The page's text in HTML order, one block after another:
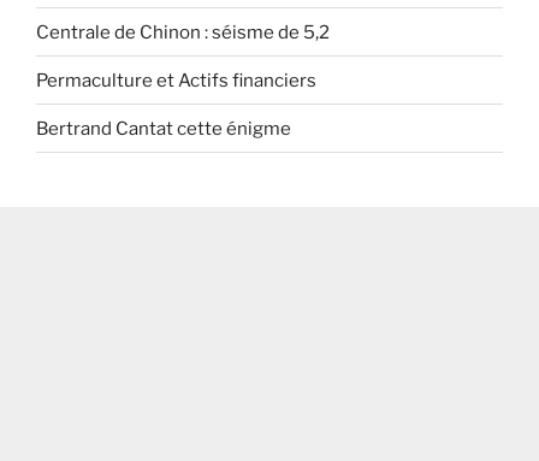
Centrale de Chinon : séisme de 5,2
Permaculture et Actifs financiers
Bertrand Cantat cette énigme